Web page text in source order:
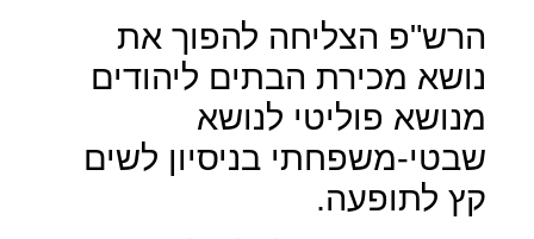
הרש"פ הצליחה להפוך את
נושא מכירת הבתים ליהודים
מנושא פוליטי לנושא
שבטי-משפחתי בניסיון לשים
קץ לתופעה.